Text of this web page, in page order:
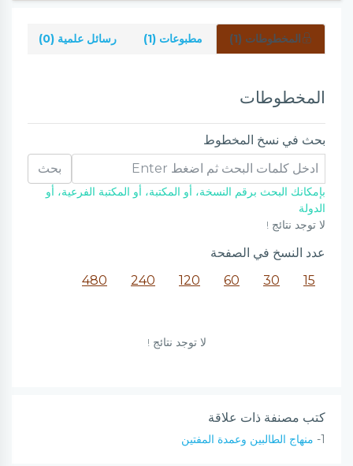
المخطوطات (1) مطبوعات (1) رسائل علمية (0)
المخطوطات
بحث في نسخ المخطوط
بحث
بإمكانك البحث برقم النسخة، أو المكتبة، أو المكتبة الفرعية، أو
الدولة
لا توجد نتائج !
عدد النسخ في الصفحة
15
30
60
120
240
480
لا توجد نتائج !
كتب مصنفة ذات علاقة
1- منهاج الطالبين وعمدة المفتين